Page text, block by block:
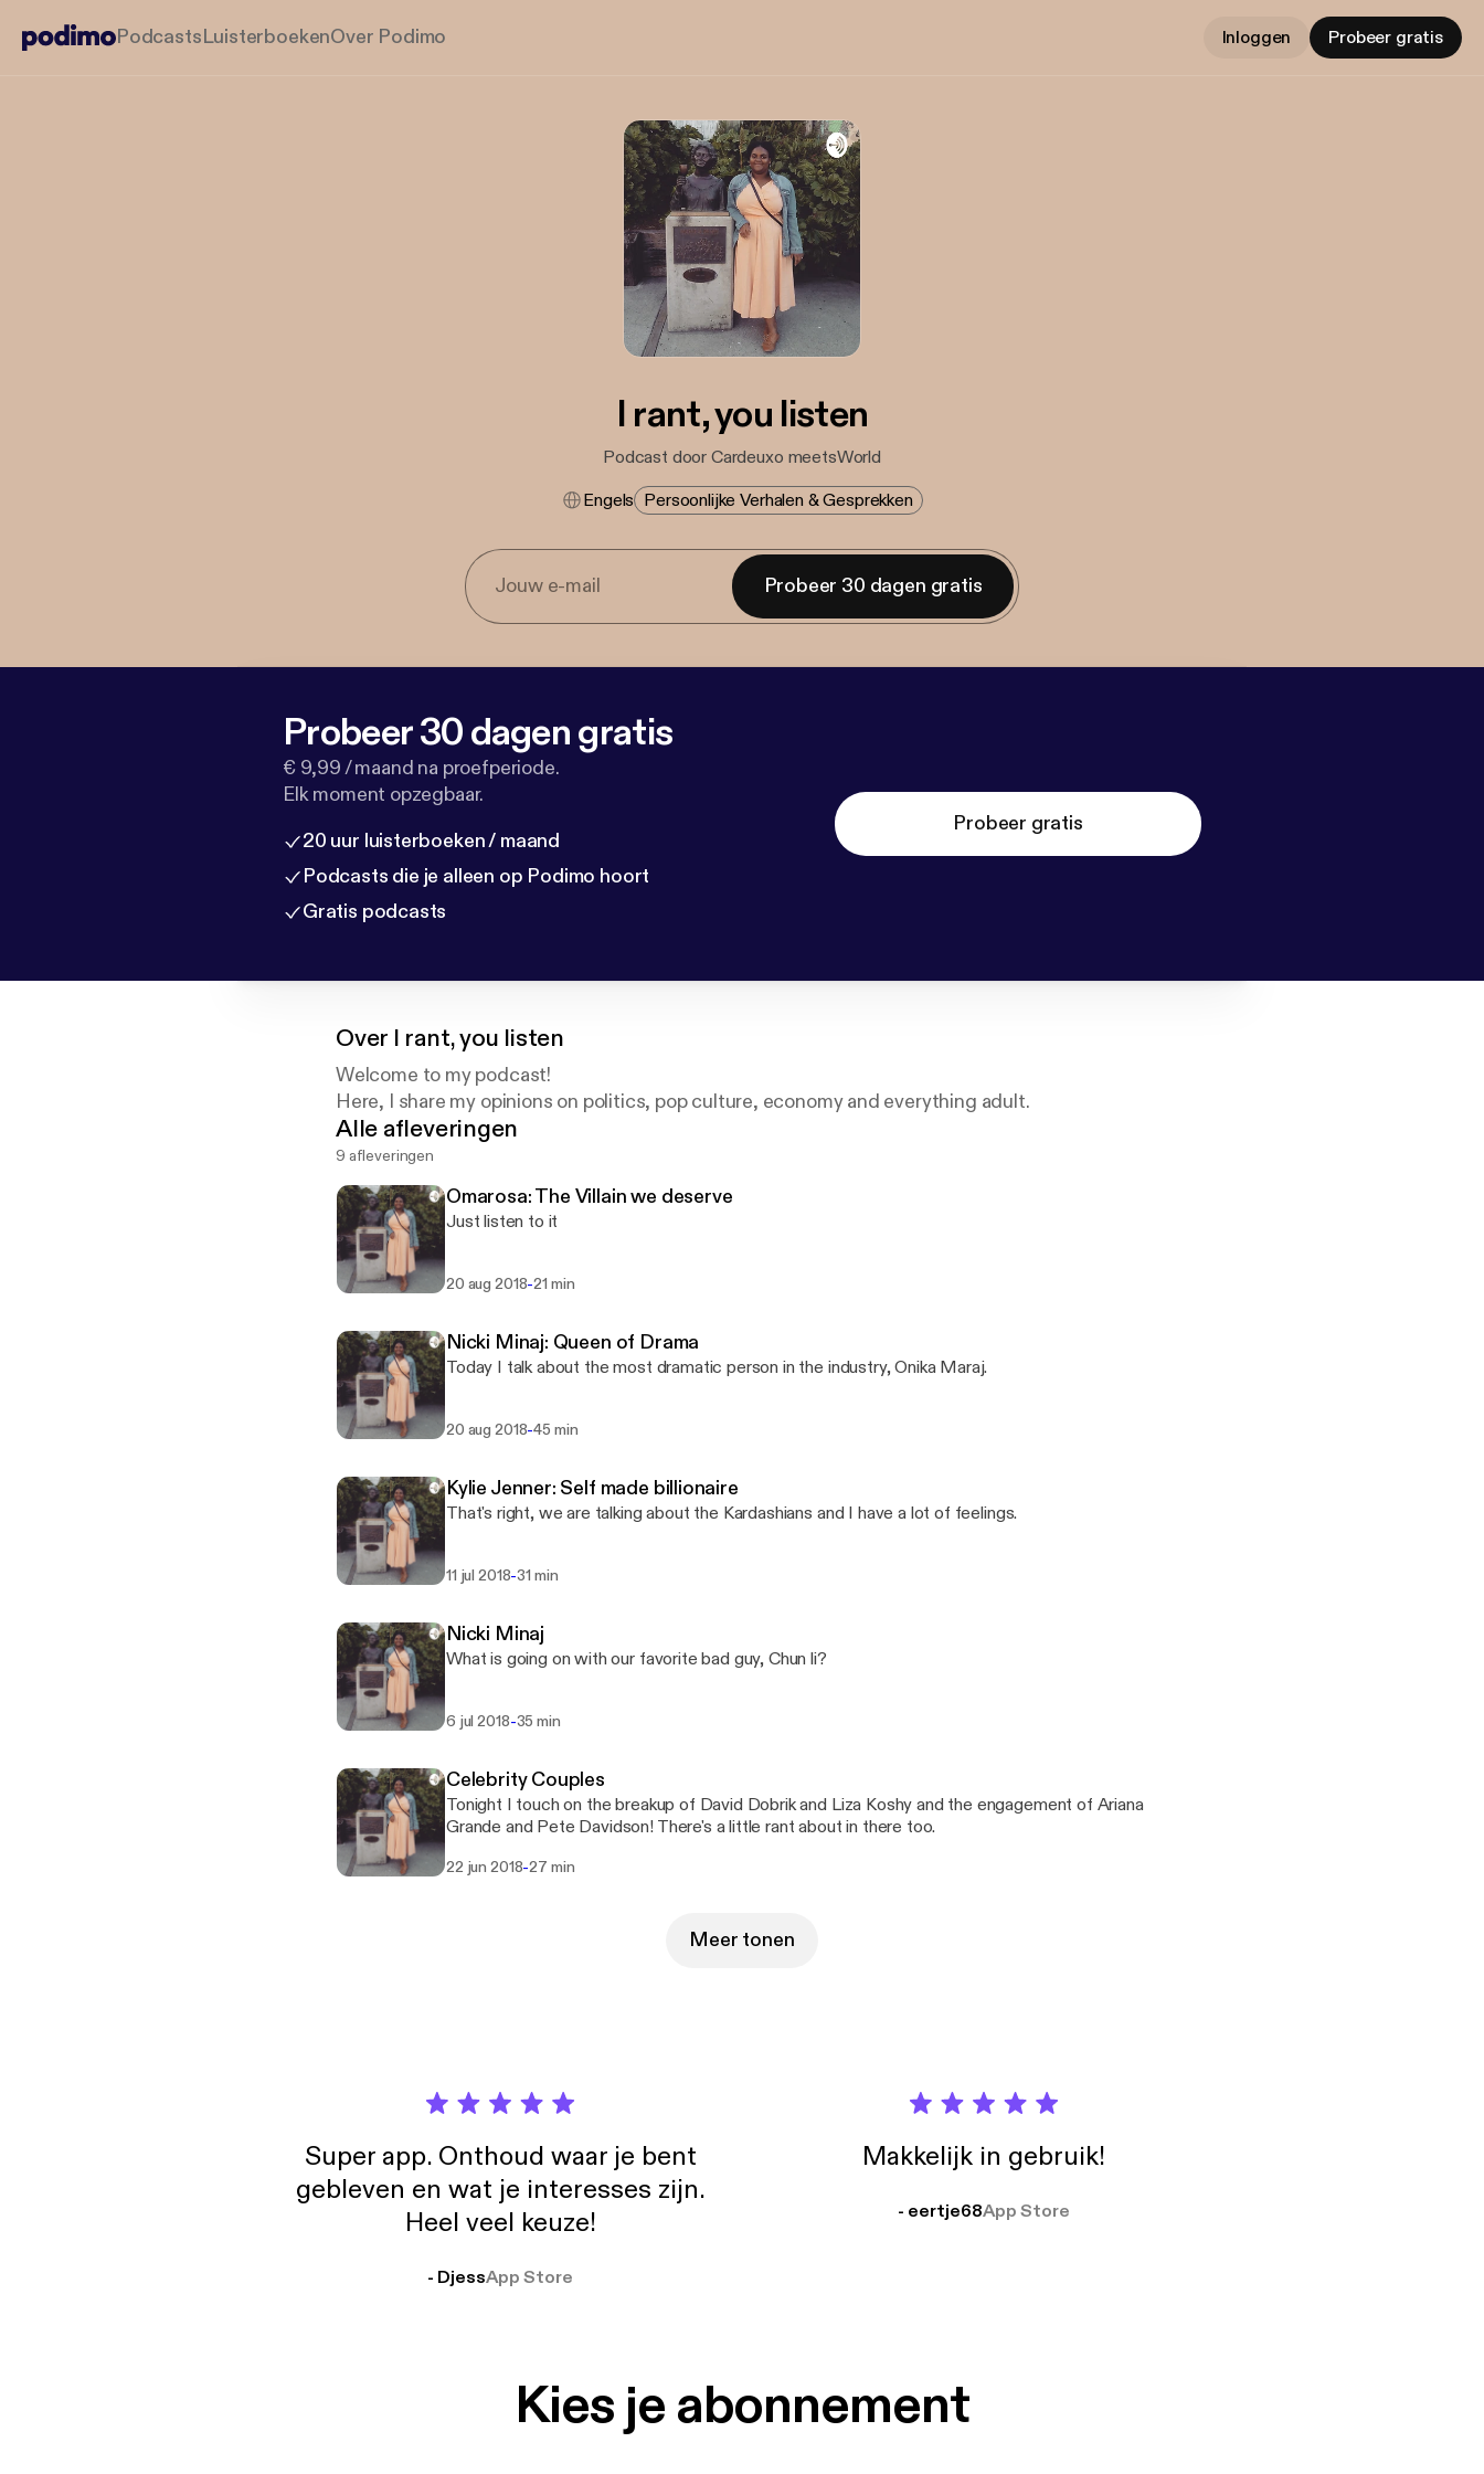
PodcastsLuisterboekenOver Podimo Inloggen Probeer gratis
I rant, you listen
Podcast door Cardeuxo meetsWorld
Engels Persoonlijke Verhalen & Gesprekken
Probeer 30 dagen gratis
Probeer 30 dagen gratis
€ 9,99 / maand na proefperiode.
Elk moment opzegbaar.
20 uur luisterboeken / maand
Podcasts die je alleen op Podimo hoort
Gratis podcasts
Probeer gratis
Over I rant, you listen
Welcome to my podcast!
Here, I share my opinions on politics, pop culture, economy and everything adult.
Alle afleveringen
9 afleveringen
Omarosa: The Villain we deserve
Just listen to it
20 aug 2018-21 min
Nicki Minaj: Queen of Drama
Today I talk about the most dramatic person in the industry, Onika Maraj.
20 aug 2018-45 min
Kylie Jenner: Self made billionaire
That's right, we are talking about the Kardashians and I have a lot of feelings.
11 jul 2018-31 min
Nicki Minaj
What is going on with our favorite bad guy, Chun li?
6 jul 2018-35 min
Celebrity Couples
Tonight I touch on the breakup of David Dobrik and Liza Koshy and the engagement of Ariana
Grande and Pete Davidson! There's a little rant about in there too.
22 jun 2018-27 min
Meer tonen
Super app. Onthoud waar je bent
gebleven en wat je interesses zijn.
Heel veel keuze!
- DjessApp Store
Makkelijk in gebruik!
- eertje68App Store
Kies je abonnement